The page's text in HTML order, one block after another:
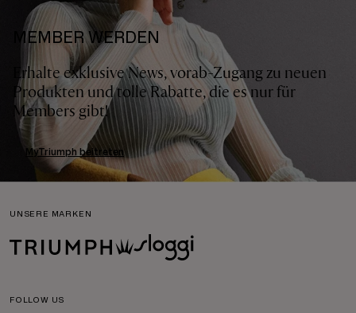
MEMBER WERDEN
Erhalte exklusive News, vorab-Zugang zu neuen
Produkten und tolle Rabatte, die es nur für
Members gibt!
MyTriumph beitreten
UNSERE MARKEN
FOLLOW US